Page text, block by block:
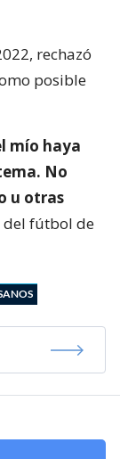
rechazó
posible
mío haya
No
u otras
del fútbol de